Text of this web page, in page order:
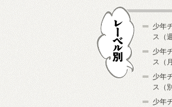
少年
ス（
少年
ス（
少年
ス（
少年